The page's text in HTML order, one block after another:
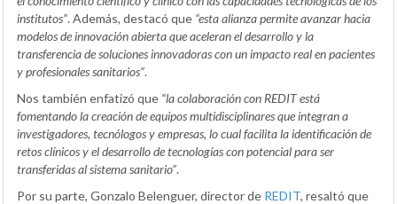
institutos”. Además, destacó que “esta alianza permite avanzar hacia
modelos de innovación abierta que aceleran el desarrollo y la
transferencia de soluciones innovadoras con un impacto real en pacientes
y profesionales sanitarios”.
Nos también enfatizó que “la colaboración con REDIT está
fomentando la creación de equipos multidisciplinares que integran a
investigadores, tecnólogos y empresas, lo cual facilita la identificación de
retos clínicos y el desarrollo de tecnologías con potencial para ser
transferidas al sistema sanitario”.
Por su parte, Gonzalo Belenguer, director de REDIT, resaltó que